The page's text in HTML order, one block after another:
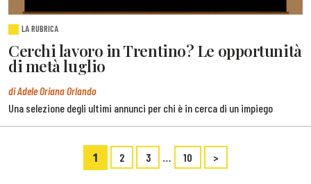
LA RUBRICA
Cerchi lavoro in Trentino? Le opportunità
di metà luglio
di Adele Oriana Orlando
Una selezione degli ultimi annunci per chi è in cerca di un impiego
1 2 3 … 10 >